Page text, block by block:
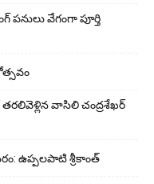
పనులు వేగంగా పూర్తి
వాసిలి చంద్ర‌శేఖ‌ర్
ఉప్పలపాటి శ్రీకాంత్